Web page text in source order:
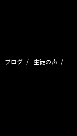
ブログ
生徒の声